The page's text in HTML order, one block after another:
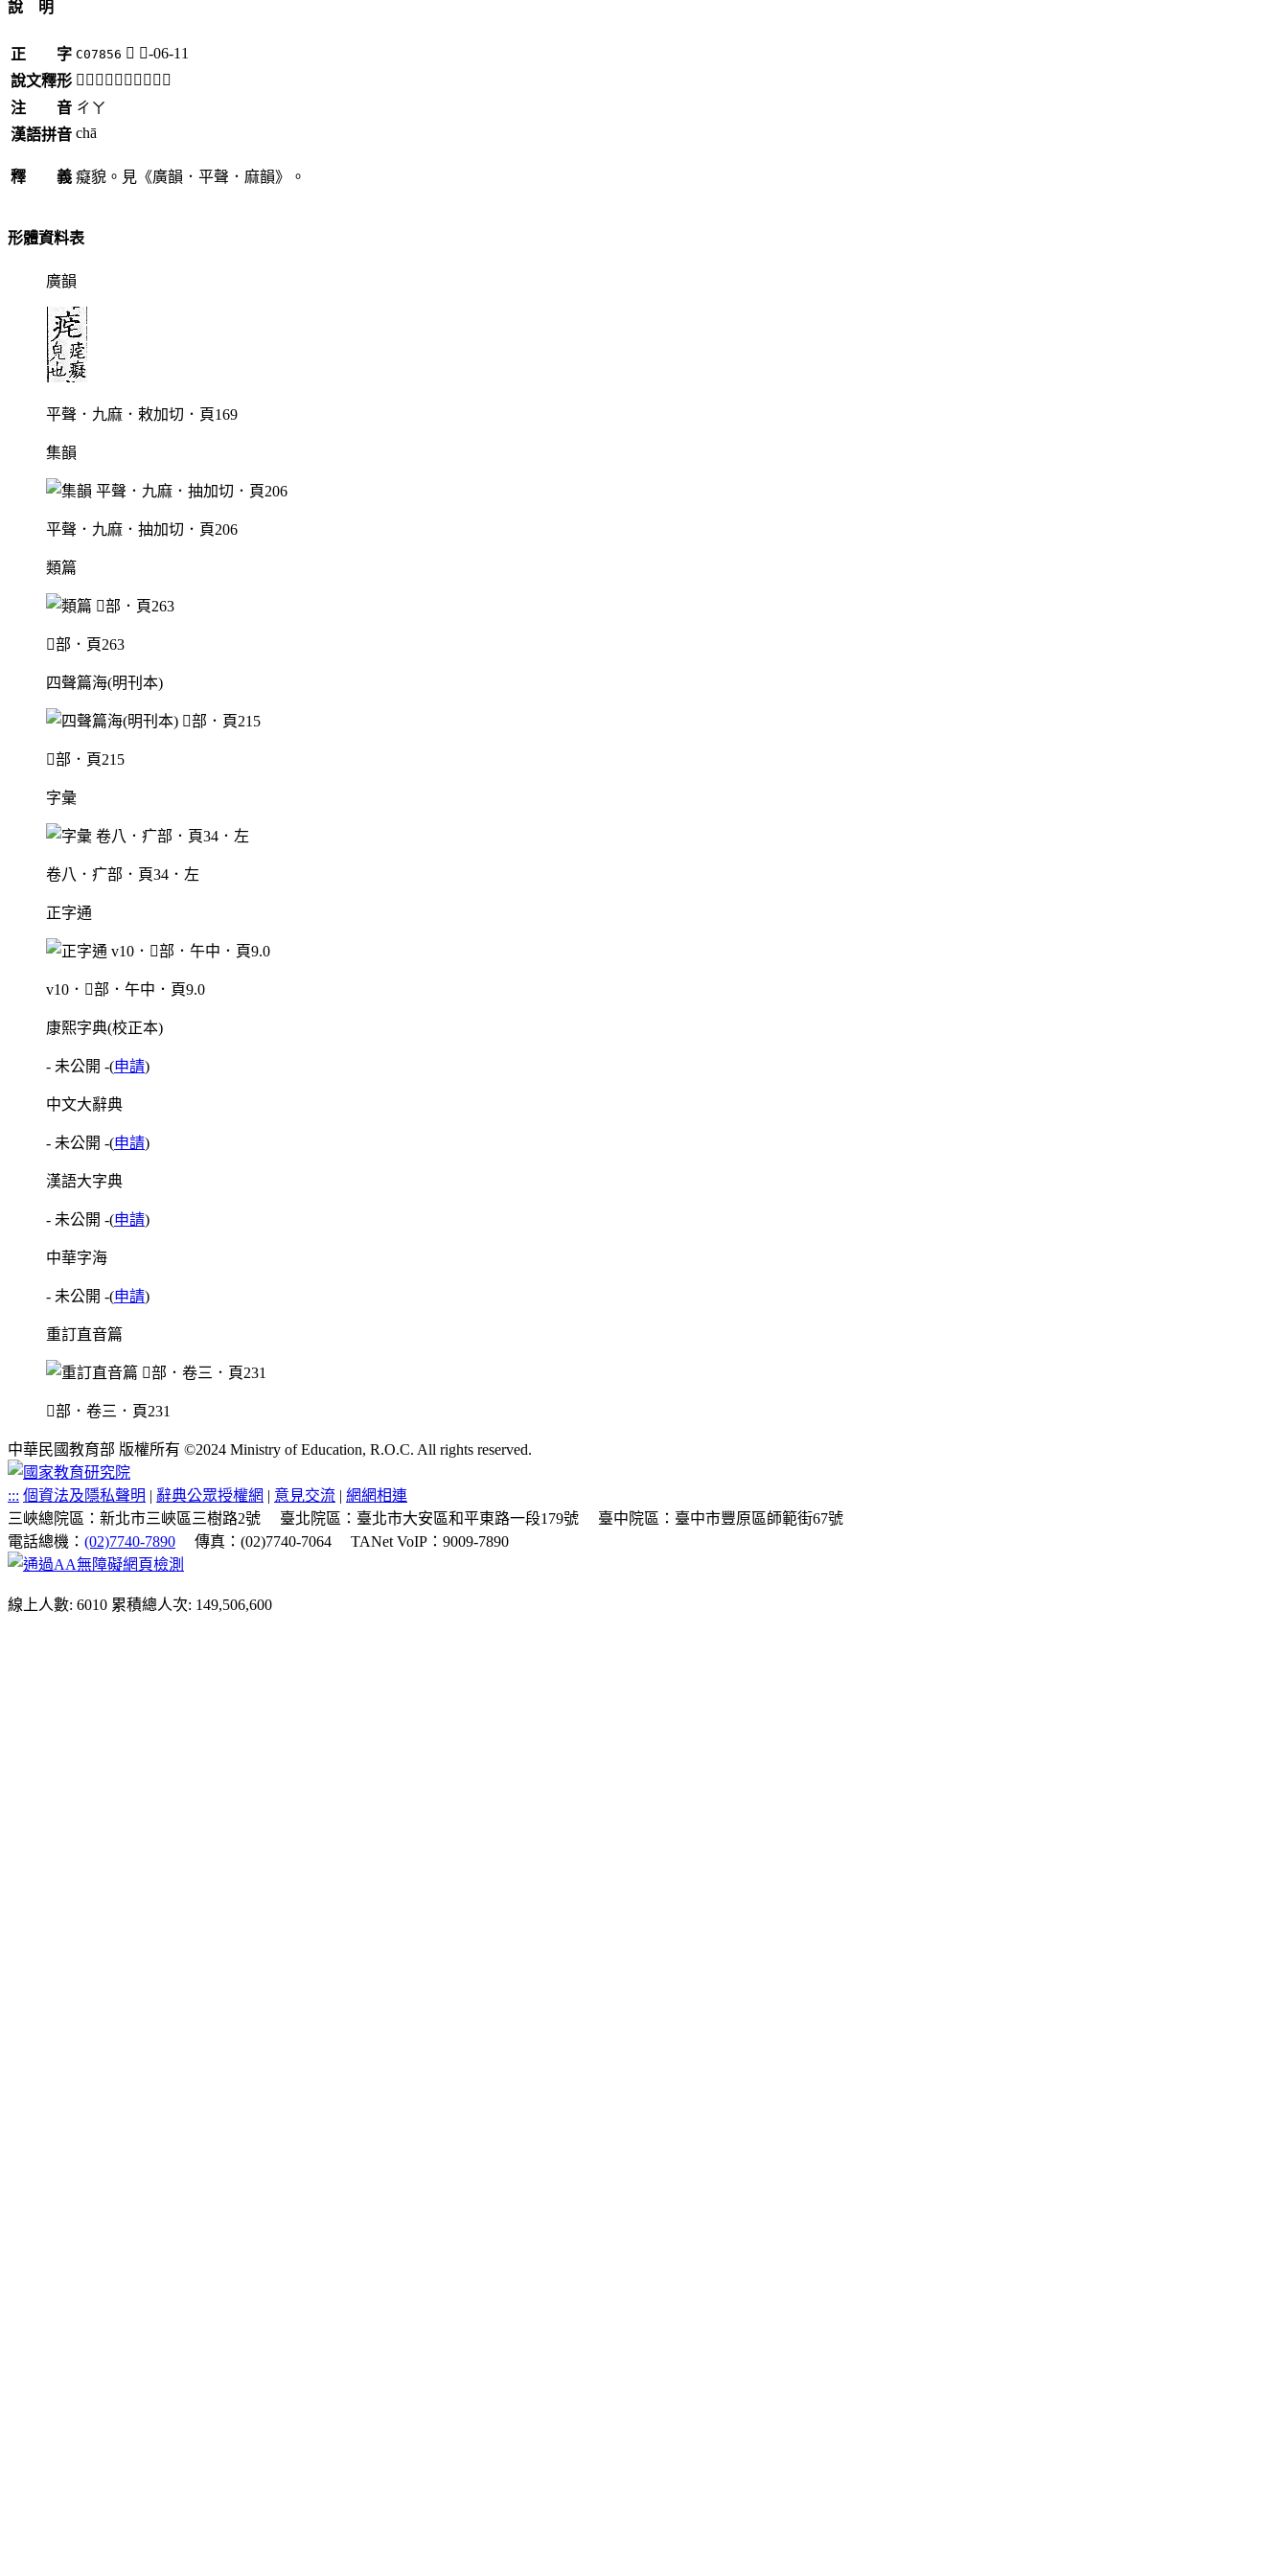
說 明
正 字 C07856 𤵾 疒-06-11
說文釋形 「𤵾」《說文》不錄。
注 音 ㄔㄚ
漢語拼音 chā
釋 義 癡貌。見《廣韻．平聲．麻韻》。
形體資料表
廣韻
平聲．九麻．敕加切．頁169
集韻
平聲．九麻．抽加切．頁206
類篇
部．頁263
四聲篇海(明刊本)
部．頁215
字彙
卷八．疒部．頁34．左
正字通
v10．部．午中．頁9.0
康熙字典(校正本)
- 未公開 -(申請)
中文大辭典
- 未公開 -(申請)
漢語大字典
- 未公開 -(申請)
中華字海
- 未公開 -(申請)
重訂直音篇
部．卷三．頁231
中華民國教育部 版權所有 ©2024 Ministry of Education, R.O.C. All rights reserved.
::: 個資法及隱私聲明 | 辭典公眾授權網 | 意見交流 | 網網相連
三峽總院區：新北市三峽區三樹路2號
臺北院區：臺北市大安區和平東路一段179號
臺中院區：臺中市豐原區師範街67號
電話總機： (02)7740-7890 傳真：(02)7740-7064 TANet VoIP：9009-7890
線上人數: 6010 累積總人次: 149,506,600